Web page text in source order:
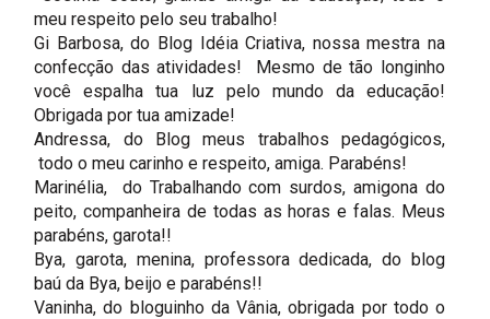
meu respeito pelo seu trabalho!
Gi Barbosa, do Blog Idéia Criativa, nossa mestra na
confecção das atividades! Mesmo de tão longinho
você espalha tua luz pelo mundo da educação!
Obrigada por tua amizade!
Andressa, do Blog meus trabalhos pedagógicos,
todo o meu carinho e respeito, amiga. Parabéns!
Marinélia, do Trabalhando com surdos, amigona do
peito, companheira de todas as horas e falas. Meus
parabéns, garota!!
Bya, garota, menina, professora dedicada, do blog
baú da Bya, beijo e parabéns!!
Vaninha, do bloguinho da Vânia, obrigada por todo o